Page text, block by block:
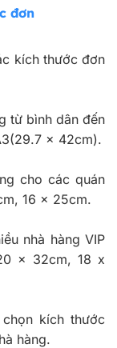
đơn
kích thước đơn
từ bình dân đến
x 42cm).
cho các quán
16 x 25cm.
nhà hàng VIP
x 32cm, 18 x
kích thước
hàng.